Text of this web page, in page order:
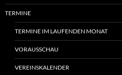
TERMINE
TERMINE IM LAUFENDEN MONAT
VORAUSSCHAU
VEREINSKALENDER